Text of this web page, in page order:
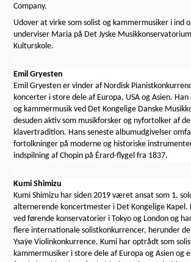
Company.
Udover at virke som solist og kammermusiker i ind
underviser Maria på Det Jyske
Kulturskole.
Emil Gryesten
Emil Gryesten er vinder af Nordisk
koncerter i store dele af Europa, USA og Asien.
og kammermusik ved Det Kongelige Danske
desuden aktiv som musikforsker og nyfortolker af
klavertradition. Hans seneste albumudgivelser
fortolkninger på moderne og historiske
indspilning af Chopin på Érard-flygel fra 1837.
Kumi Shimizu
Kumi Shimizu har siden 2019 været ansat som 1.
alternerende koncertmester i Det Kongelige Kapel.
ved førende konservatorier i Tokyo og London og
flere internationale solistkonkurrencer, herunder
Ysaÿe Violinkonkurrence. Kumi har optrådt som
kammermusiker i store dele af Europa og Asien og